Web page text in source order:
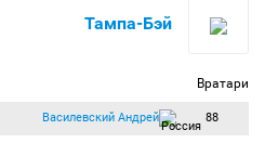
Тампа-Бэй
Вратари
Василевский Андрей 88